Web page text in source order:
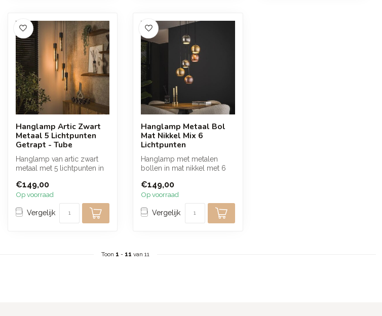
Hanglamp Artic Zwart
Metaal 5 Lichtpunten
Getrapt - Tube
Hanglamp van artic zwart
metaal met 5 lichtpunten in
€149,00
Op voorraad
Vergelijk
Hanglamp Metaal Bol
Mat Nikkel Mix 6
Lichtpunten
Hanglamp met metalen
bollen in mat nikkel met 6
chroo...
€149,00
Op voorraad
Vergelijk
Toon 1 - 11 van 11